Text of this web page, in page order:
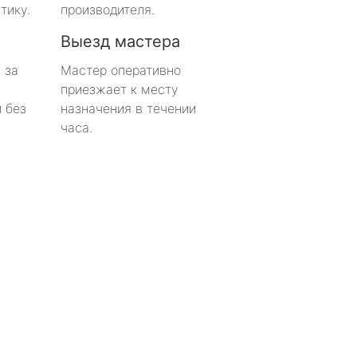
производителя.
за
без
Выезд мастера
Мастер оперативно
приезжает к месту
назначения в течении
часа.